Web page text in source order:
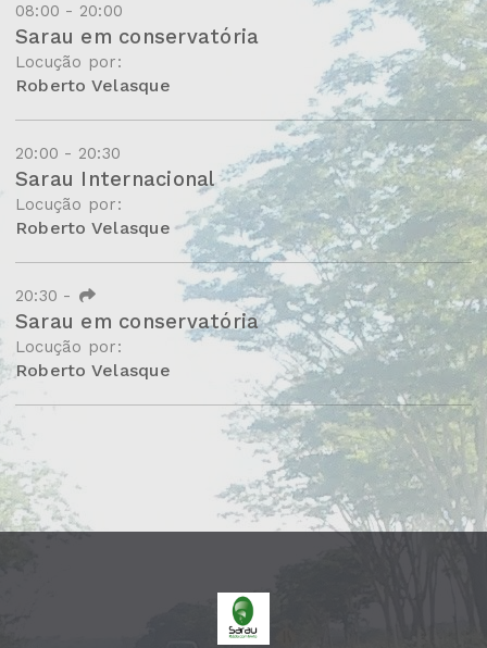
08:00 - 20:00
Sarau em conservatória
Locução por:
Roberto Velasque
20:00 - 20:30
Sarau Internacional
Locução por:
Roberto Velasque
20:30 -
Sarau em conservatória
Locução por:
Roberto Velasque